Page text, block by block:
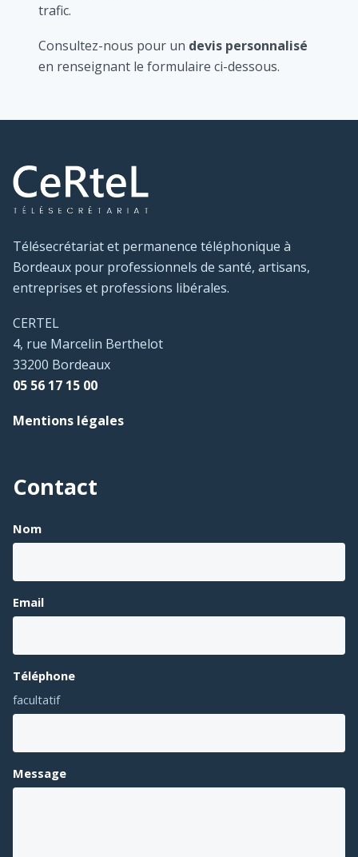
trafic.
Consultez-nous pour un devis personnalisé
en renseignant le formulaire ci-dessous.
Télésecrétariat et permanence téléphonique à
Bordeaux pour professionnels de santé, artisans,
entreprises et professions libérales.
CERTEL
4, rue Marcelin Berthelot
33200 Bordeaux
05 56 17 15 00
Mentions légales
Contact
Nom
Email
Téléphone
facultatif
Message